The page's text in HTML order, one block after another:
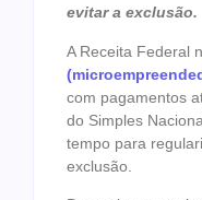
evitar a exclusão.
A Receita Federal
com pagamentos
do Simples
tempo para
exclusão.